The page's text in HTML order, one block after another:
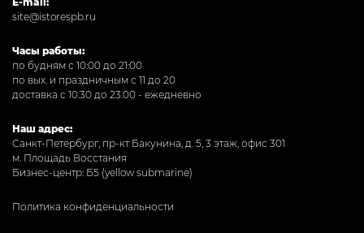
site@istorespb.ru
Часы работы:
по будням с 10:00 до 21:00
по вых. и праздничным с 11 до 20
доставка с 10.30 до 23.00 - ежедневно
Наш адрес:
Санкт-Петербург, пр-кт Бакунина, д. 5, 3 этаж, офис 301
м. Площадь Восстания
Бизнес-центр: Б5 (yellow submarine)
Политика конфиденциальности